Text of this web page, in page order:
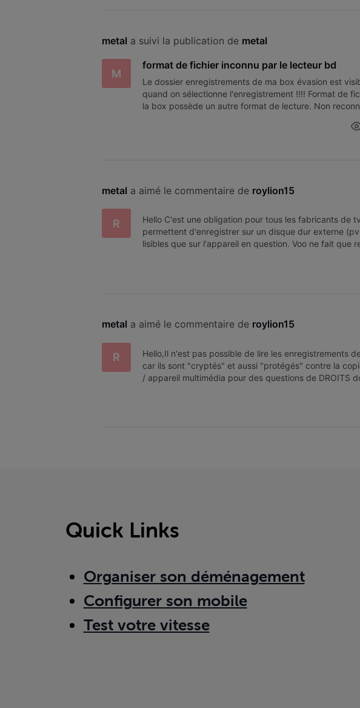
metal a suivi la publication de metal
M
format de fichier inconnu par le lecteur bd
Le dossier enregistrements de ma box évasion est
quand on sélectionne l'enregistrement !!!! Format de
la box possède un autre format de lecture. Non
metal a aimé le commentaire de roylion15
R
Hello C'est une obligation pour tous les fabricants de
permettent d'enregistrer sur un disque dur externe
lisibles que sur l'appareil en question. Voo ne fait que
metal a aimé le commentaire de roylion15
R
Hello,Il n'est pas possible de lire les enregistrements
car ils sont "cryptés" et aussi "protégés" contre la
/ appareil multimédia pour des questions de DROITS
Quick Links
Organiser son déménagement
Configurer son mobile
Test votre vitesse